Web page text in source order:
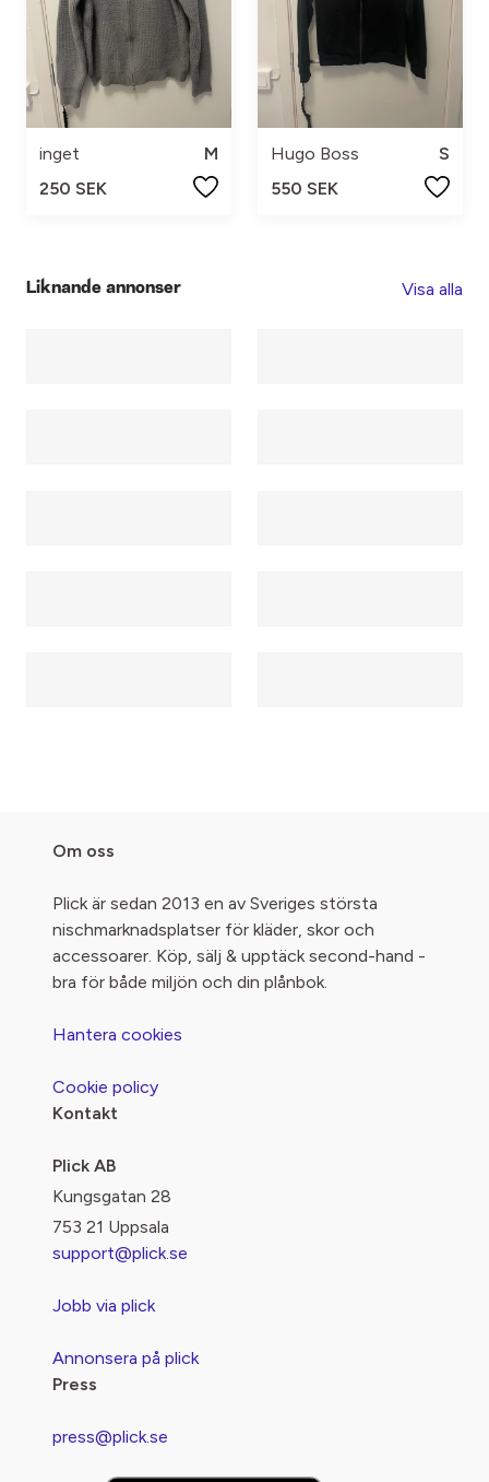
inget
M
250 SEK
Hugo Boss
S
550 SEK
Liknande annonser Visa alla
Om oss
Plick är sedan 2013 en av Sveriges största
nischmarknadsplatser för kläder, skor och
accessoarer. Köp, sälj & upptäck second-hand -
bra för både miljön och din plånbok.
Hantera cookies
Cookie policy
Kontakt
Plick AB
Kungsgatan 28
753 21 Uppsala
support@plick.se
Jobb via plick
Annonsera på plick
Press
press@plick.se